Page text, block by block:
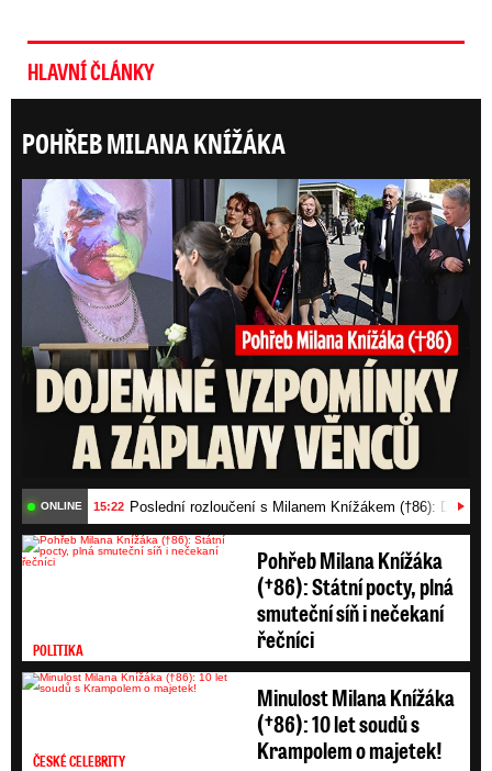
HLAVNÍ ČLÁNKY
POHŘEB MILANA KNÍŽÁKA
ONLINE 15:22 Poslední rozloučení s Milanem Knížákem (†86):
POLITIKA
Pohřeb Milana Knížáka
(†86): Státní pocty, plná
smuteční síň i nečekaní
řečníci
ČESKÉ CELEBRITY
Minulost Milana Knížáka
(†86): 10 let soudů s
Krampolem o majetek!